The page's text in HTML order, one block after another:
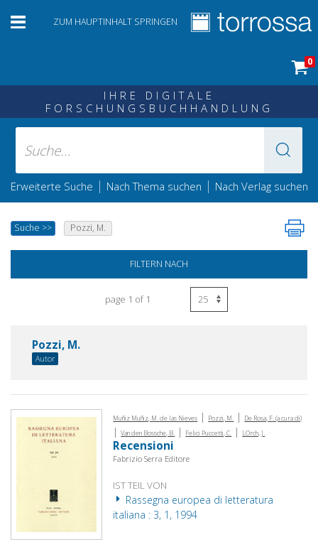
ZUM HAUPTINHALT SPRINGEN
0
IHRE DIGITALE
FORSCHUNGSBUCHHANDLUNG
Erweiterte Suche | Nach Thema suchen | Nach Verlag suchen
Suche >> Pozzi, M.
FILTERN NACH
page 1 of 1
Pozzi, M.
Autor
Muñiz Muñiz, M. de las Nieves | Pozzi, M. | De Rosa, F. (a cura di)
| Van den Bossche, B. | Felici Puccetti, C. | LOrch, J.
Recensioni
Fabrizio Serra Editore
IST TEIL VON
Rassegna europea di letteratura
italiana : 3, 1, 1994